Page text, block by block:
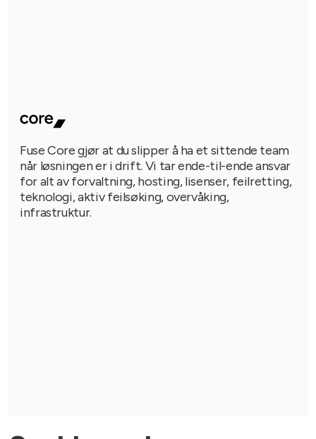
Fuse Core gjør at du slipper å ha et sittende team
når løsningen er i drift. Vi tar ende-til-ende ansvar
for alt av forvaltning, hosting, lisenser, feilretting,
teknologi, aktiv feilsøking, overvåking,
infrastruktur.